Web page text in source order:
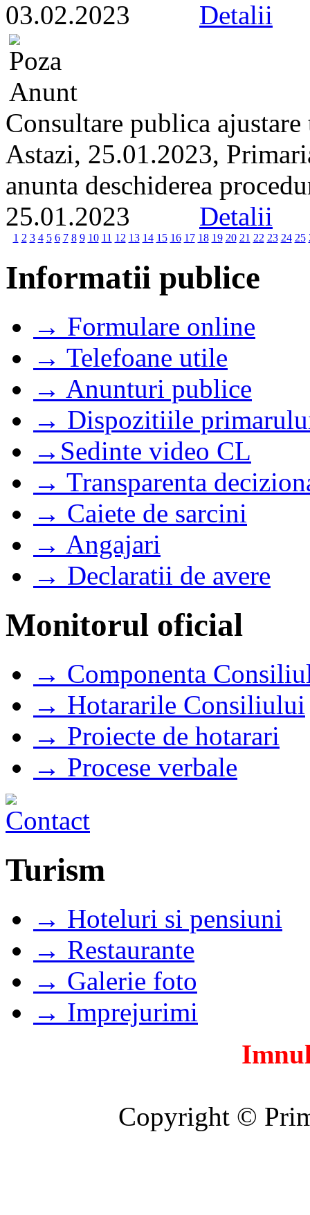
03.02.2023 Detalii
Consultare publica
Astazi, 25.01.2023,
anunta deschiderea
25.01.2023 Detalii
1 2 3 4 5 6 7 8 9 10 11 12 13 14 15 16 17 18 19 20 21 22 23 24 25
Informatii publice
→ Formulare online
→ Telefoane utile
→ Anunturi publice
→ Dispozitiile
→Sedinte video CL
→ Transparenta
→ Caiete de sarcini
→ Angajari
→ Declaratii de avere
Monitorul oficial
→ Componenta
→ Hotararile Consiliului
→ Proiecte de hotarari
→ Procese verbale
Turism
→ Hoteluri si pensiuni
→ Restaurante
→ Galerie foto
→ Imprejurimi
Copyright ©